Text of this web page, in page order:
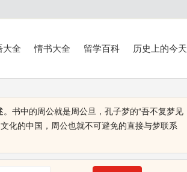
大全 情书大全 留学百科 历史上的今天
书中的周公就是周公旦，孔子梦的“吾不复梦见
化的中国，周公也就不可避免的直接与梦联系